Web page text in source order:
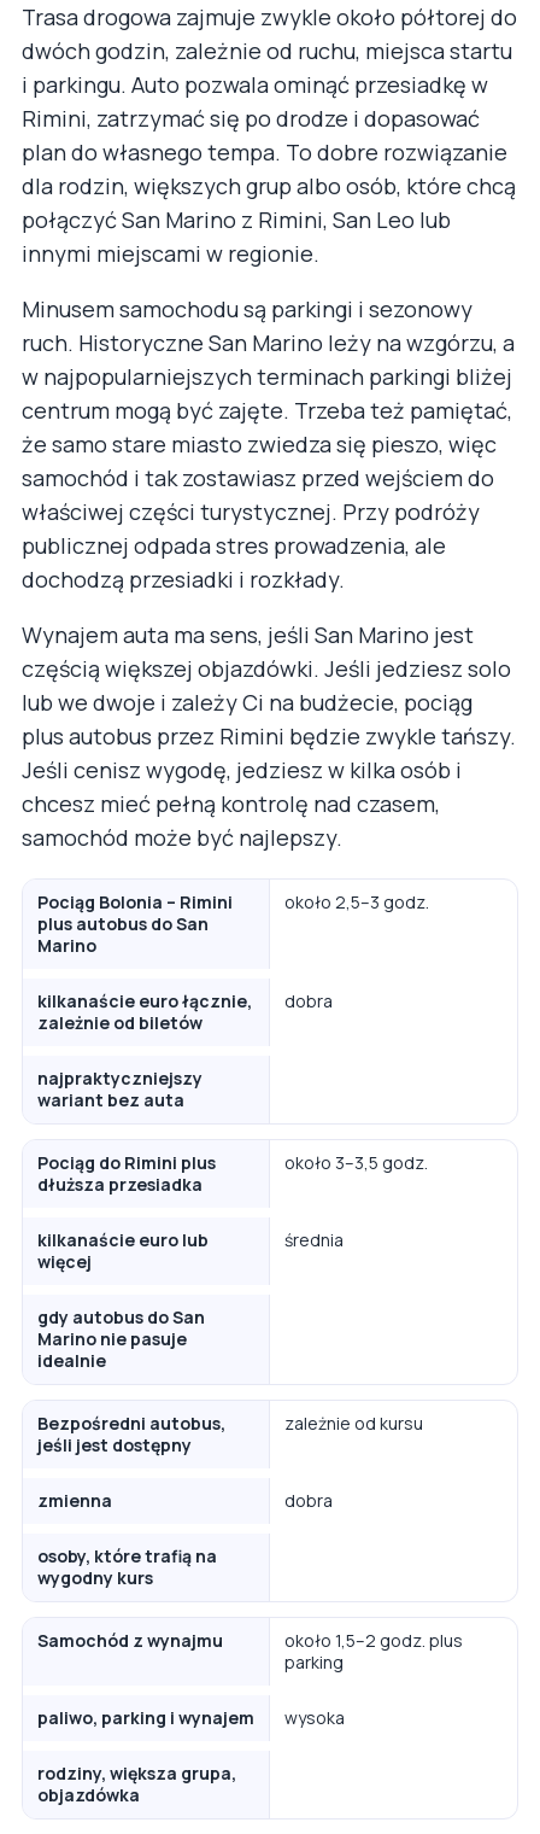
Trasa drogowa zajmuje zwykle około półtorej do
dwóch godzin, zależnie od ruchu, miejsca startu
i parkingu. Auto pozwala ominąć przesiadkę w
Rimini, zatrzymać się po drodze i dopasować
plan do własnego tempa. To dobre rozwiązanie
dla rodzin, większych grup albo osób, które chcą
połączyć San Marino z Rimini, San Leo lub
innymi miejscami w regionie.
Minusem samochodu są parkingi i sezonowy
ruch. Historyczne San Marino leży na wzgórzu, a
w najpopularniejszych terminach parkingi bliżej
centrum mogą być zajęte. Trzeba też pamiętać,
że samo stare miasto zwiedza się pieszo, więc
samochód i tak zostawiasz przed wejściem do
właściwej części turystycznej. Przy podróży
publicznej odpada stres prowadzenia, ale
dochodzą przesiadki i rozkłady.
Wynajem auta ma sens, jeśli San Marino jest
częścią większej objazdówki. Jeśli jedziesz solo
lub we dwoje i zależy Ci na budżecie, pociąg
plus autobus przez Rimini będzie zwykle tańszy.
Jeśli cenisz wygodę, jedziesz w kilka osób i
chcesz mieć pełną kontrolę nad czasem,
samochód może być najlepszy.
Pociąg Bolonia – Rimini
plus autobus do San
Marino
około 2,5–3 godz.
kilkanaście euro łącznie,
zależnie od biletów
dobra
najpraktyczniejszy
wariant bez auta
Pociąg do Rimini plus
dłuższa przesiadka
około 3–3,5 godz.
kilkanaście euro lub
więcej
średnia
gdy autobus do San
Marino nie pasuje
idealnie
Bezpośredni autobus,
jeśli jest dostępny
zależnie od kursu
zmienna dobra
osoby, które trafią na
wygodny kurs
Samochód z wynajmu
około 1,5–2 godz. plus
parking
paliwo, parking i wynajem wysoka
rodziny, większa grupa,
objazdówka